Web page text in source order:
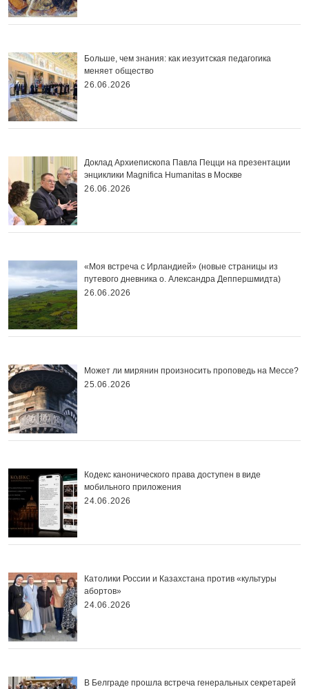
Больше, чем знания: как иезуитская педагогика
меняет общество
26.06.2026
Доклад Архиепископа Павла Пецци на презентации
энциклики Magnifica Нumanitas в Москве
26.06.2026
«Моя встреча с Ирландией» (новые страницы из
путевого дневника о. Александра Деппершмидта)
26.06.2026
Может ли мирянин произносить проповедь на Мессе?
25.06.2026
Кодекс канонического права доступен в виде
мобильного приложения
24.06.2026
Католики России и Казахстана против «культуры
абортов»
24.06.2026
В Белграде прошла встреча генеральных секретарей